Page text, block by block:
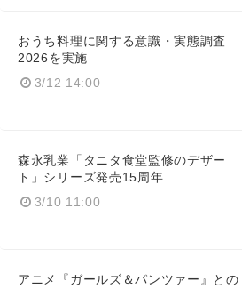
おうち料理に関する意識・実態調査
2026を実施
3/12 14:00
森永乳業「タニタ食堂監修のデザー
ト」シリーズ発売15周年
3/10 11:00
アニメ『ガールズ＆パンツァー』との